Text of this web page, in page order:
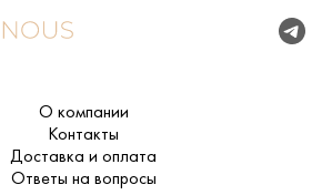
О компании
Контакты
Доставка и оплата
Ответы на вопросы